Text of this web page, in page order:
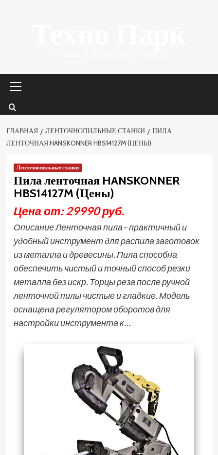
меню
ГЛАВНАЯ ЛЕНТОЧНОПИЛЬНЫЕ СТАНКИ
ПИЛА
ЛЕНТОЧНАЯ HANSKONNER HBS14127M (ЦЕНЫ)
Ленточнопильные станки
Пила ленточная HANSKONNER
HBS14127M (Цены)
Цена от: 29990 руб.
Описание Ленточная пила– практичный и
удобный инструмент для распила заготовок
из металла и древесины. Пила способна
обеспечить чистый и точный способ резки
металла без искр. Торцы реза после ручной
ленточной пилы чистые и гладкие. Модель
оснащена регулятором оборотов для
настройки инструмента к…